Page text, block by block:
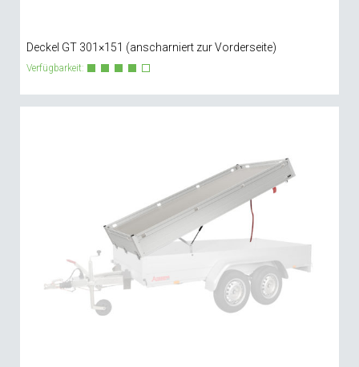
Deckel GT 301×151 (anscharniert zur Vorderseite)
Verfügbarkeit: